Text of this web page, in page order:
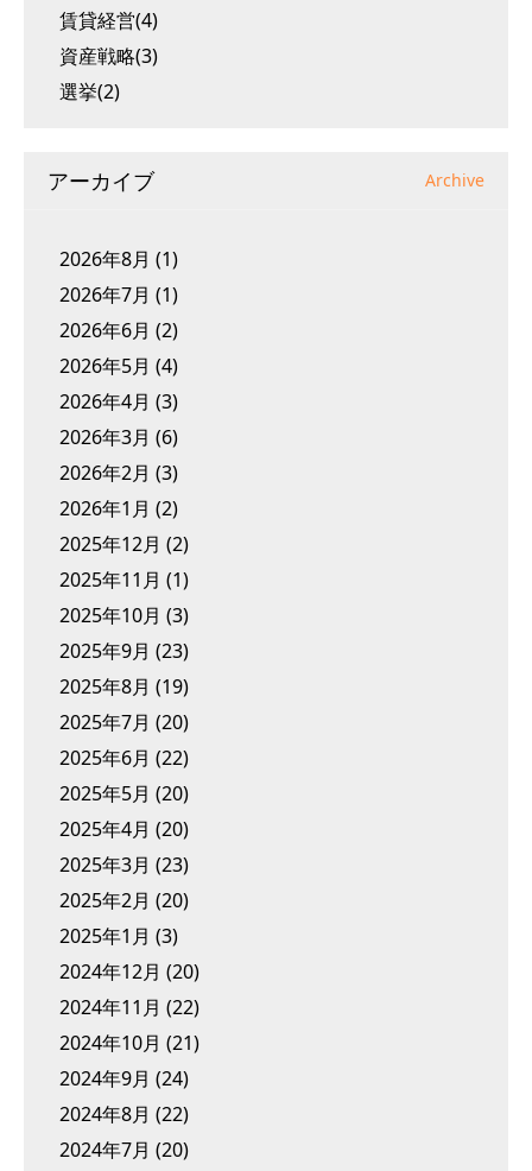
賃貸経営(4)
資産戦略(3)
選挙(2)
アーカイブ Archive
2026年8月 (1)
2026年7月 (1)
2026年6月 (2)
2026年5月 (4)
2026年4月 (3)
2026年3月 (6)
2026年2月 (3)
2026年1月 (2)
2025年12月 (2)
2025年11月 (1)
2025年10月 (3)
2025年9月 (23)
2025年8月 (19)
2025年7月 (20)
2025年6月 (22)
2025年5月 (20)
2025年4月 (20)
2025年3月 (23)
2025年2月 (20)
2025年1月 (3)
2024年12月 (20)
2024年11月 (22)
2024年10月 (21)
2024年9月 (24)
2024年8月 (22)
2024年7月 (20)